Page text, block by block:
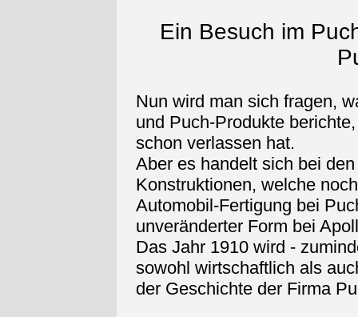
Ein Besuch im
Nun wird man sich fragen,
und Puch-Produkte
schon verlassen hat.
Aber es handelt sich bei
Konstruktionen, welche
Automobil-Fertigung bei
unveränderter Form bei
Das Jahr 1910 wird -
sowohl wirtschaftlich als
der Geschichte der Firma